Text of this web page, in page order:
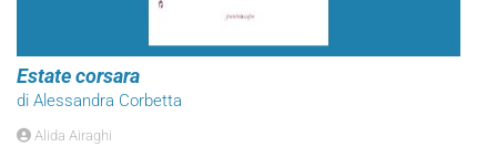
Estate corsara
di Alessandra Corbetta
Alida Airaghi